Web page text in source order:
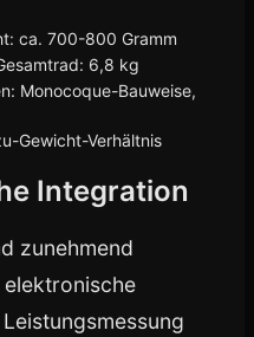
ca. 700-800 Gramm
6,8 kg
Monocoque-Bauweise,
Gewicht-Verhältnis
Integration
zunehmend